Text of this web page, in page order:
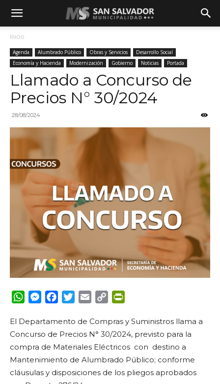
Inicio
Agenda Alumbrado Público Obras y Servicios
Desarrollo Social
Economía y Hacienda
Modernización Gobierno Noticias Portada
Llamado a Concurso de
Precios N° 30/2024
28/08/2024
WhatsApp
Messenger
FacebookTwitterEmail Copy
El Departamento de Compras y Suministros llama a
Concurso de Precios N° 30/2024, previsto para la
compra de Materiales Eléctricos con destino a
Mantenimiento de Alumbrado Público; conforme
cláusulas y disposiciones de los pliegos aprobados